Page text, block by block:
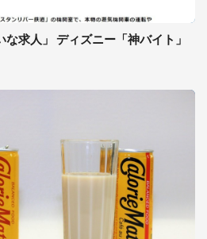
な求人」 ディズニー「神バイト」